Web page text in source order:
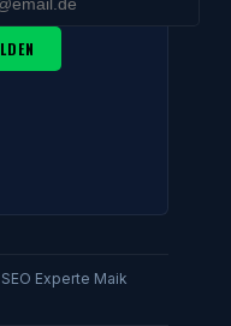
SEO Experte Maik